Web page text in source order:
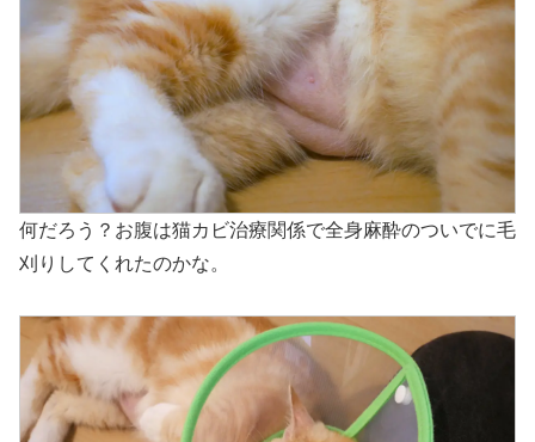
何だろう？お腹は猫カビ治療関係で全身麻酔のついでに毛
刈りしてくれたのかな。